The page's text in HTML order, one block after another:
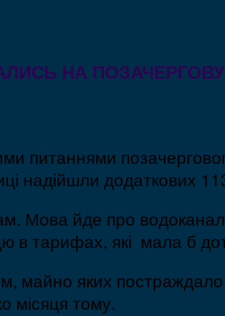
НА
надійшли додаткових
Мова йде про
в тарифах, які мала б
майно яких
місяця тому.